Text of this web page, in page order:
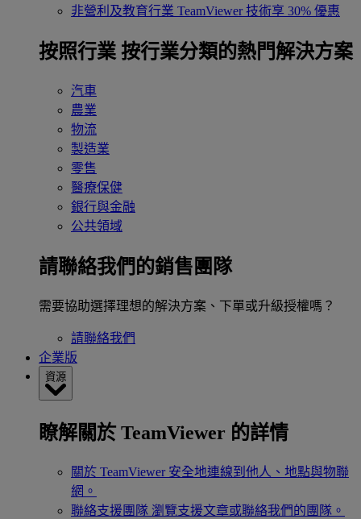
非營利及教育行業 TeamViewer 技術享 30% 優惠
按照行業 按行業分類的熱門解決方案
汽車
農業
物流
製造業
零售
醫療保健
銀行與金融
公共領域
請聯絡我們的銷售團隊
需要協助選擇理想的解決方案、下單或升級授權嗎？
請聯絡我們
企業版
資源
瞭解關於 TeamViewer 的詳情
關於 TeamViewer 安全地連線到他人、地點與物聯
網。
聯絡支援團隊 瀏覽支援文章或聯絡我們的團隊。